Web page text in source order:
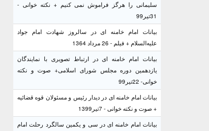
سلیمانی را هرگز فراموش نمی کنیم + نکته خوانی -
31تیر99
بیانات امام خامنه ای در سالروز شهادت امام جواد
علیه‌السلام + فیلم - 26 مرداد 1364
بیانات امام خامنه ای در ارتباط تصویری با نمایندگان
یازدهمین دوره مجلس شورای اسلامی+ صوت و نکته
خوانی- 22تیر99
بیانات امام خامنه ای در دیدار رئیس و مسئولان قوه قضائیه
+ صوت و نکته خوانی - 7تیر1399
بیانات امام خامنه ای در سی و یکمین سالگرد رحلت امام